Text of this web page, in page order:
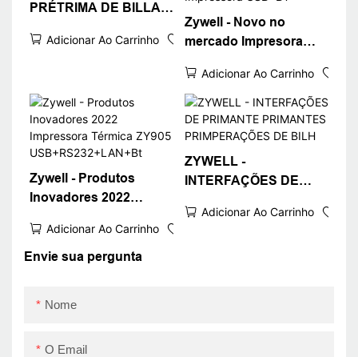
PRÉTRIMA DE BILLA
Adicionar Ao Carrinho
Zywell - Novo no
mercado Impresora
3inch tablet térmico
Printina Bluetooth
Impressora USB+BT
Adicionar Ao Carrinho
Zywell - Produtos
Inovadores 2022
ZY905
USB+RS232+LAN+Bt
Adicionar Ao Carrinho
ZYWELL -
INTERFAÇÕES DE
PRIMANTES
Adicionar Ao Carrinho
Envie sua pergunta
Nome
O Email